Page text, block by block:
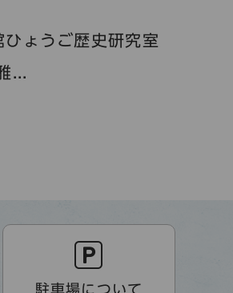
ょうご歴史研究室
...
駐車場について